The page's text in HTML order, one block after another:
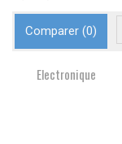
Comparer (0)
Electronique